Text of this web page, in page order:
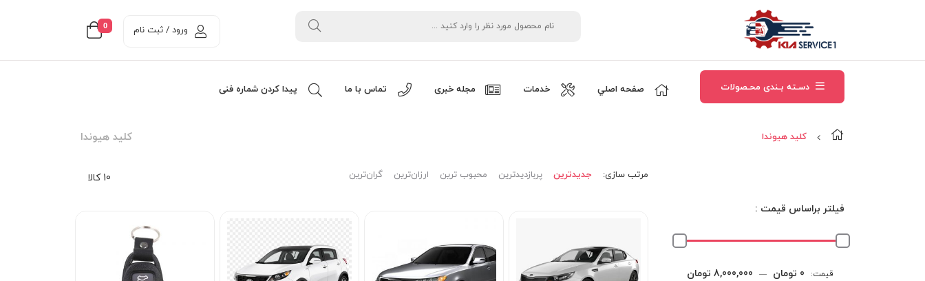
0 ورود / ثبت نام
دسـته بـندی محـصولات صفحه اصلي خدمات مجله خبری تماس با ما پیدا کردن شماره فنی
کليد هيوندا کليد هيوندا
فیلتر براساس قیمت :
حداقل
حداکثر
قیمت: 0 تومان — 8,000,000 تومان
10 کالا مرتب‌ سازی: جدیدترین پربازدیدترین محبوب ترین ارزان‌ترین گران‌ترین